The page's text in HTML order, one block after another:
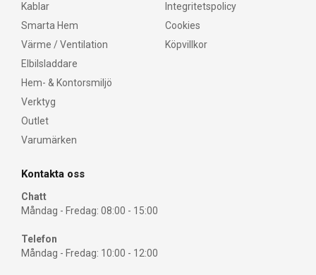
Kablar
Smarta Hem
Värme / Ventilation
Elbilsladdare
Hem- & Kontorsmiljö
Verktyg
Outlet
Varumärken
Integritetspolicy
Cookies
Köpvillkor
Kontakta oss
Chatt
Måndag - Fredag: 08:00 - 15:00
Telefon
Måndag - Fredag: 10:00 - 12:00